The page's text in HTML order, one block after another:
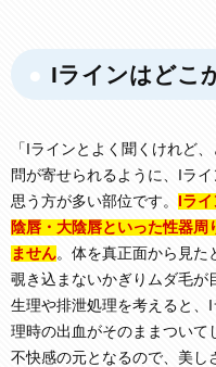
Iラインはどこ
「Iラインとよく聞くけれど
問が寄せられるように、Iラ
思う方が多い部位です。 Iラ
陰唇・大陰唇といった性器周
ません。体を真正面から見た
覗き込まないかぎりムダ毛が
生理や排泄処理を考えると、
理時の出血がそのままついて
不快感の元となるので、美し